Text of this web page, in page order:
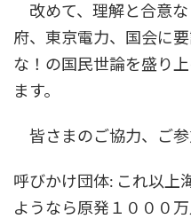
改めて、理解と合意
府、東京電力、国会に
な！の国民世論を盛り
ます。
皆さまのご協力、ご参
呼びかけ団体: これ以上
ようなら原発１０００